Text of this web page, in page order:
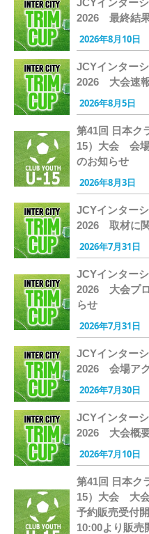
2026 最終結
2026年8月10日
JCYインター
2026 大会速
2026年8月5日
第41回 日本ク
15）大会 会
のお知らせ
2026年8月3日
JCYインター
2026 取材に
2026年7月31日
JCYインター
2026 大会プ
らせ
2026年7月31日
JCYインター
2026 会場ア
2026年7月30日
JCYインター
2026 大会概
2026年7月10日
第41回 日本ク
15）大会 大
予約販売受付
10:00より販売